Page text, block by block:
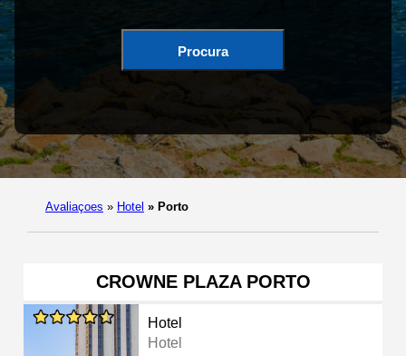
Procura
Avaliaçoes » Hotel » Porto
CROWNE PLAZA PORTO
Hotel
Hotel